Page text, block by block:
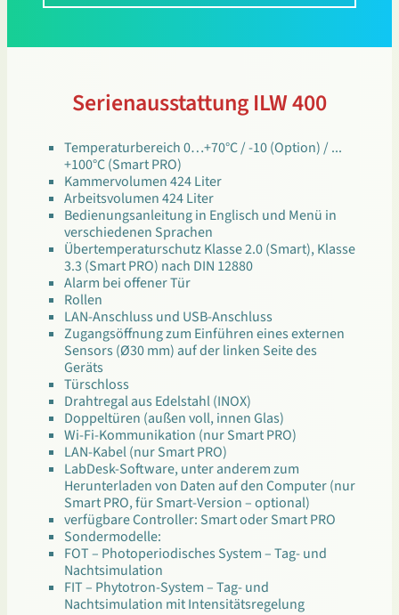
Serienausstattung ILW 400
Temperaturbereich 0…+70°C / -10 (Option) / ...
+100°C (Smart PRO)
Kammervolumen 424 Liter
Arbeitsvolumen 424 Liter
Bedienungsanleitung in Englisch und Menü in
verschiedenen Sprachen
Übertemperaturschutz Klasse 2.0 (Smart), Klasse
3.3 (Smart PRO) nach DIN 12880
Alarm bei offener Tür
Rollen
LAN-Anschluss und USB-Anschluss
Zugangsöffnung zum Einführen eines externen
Sensors (Ø30 mm) auf der linken Seite des
Geräts
Türschloss
Drahtregal aus Edelstahl (INOX)
Doppeltüren (außen voll, innen Glas)
Wi-Fi-Kommunikation (nur Smart PRO)
LAN-Kabel (nur Smart PRO)
LabDesk-Software, unter anderem zum
Herunterladen von Daten auf den Computer (nur
Smart PRO, für Smart-Version – optional)
verfügbare Controller: Smart oder Smart PRO
Sondermodelle:
FOT – Photoperiodisches System – Tag- und
Nachtsimulation
FIT – Phytotron-System – Tag- und
Nachtsimulation mit Intensitätsregelung